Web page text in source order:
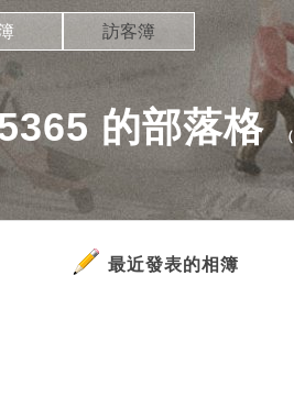
的部落格（
訪客簿
最近發表的相簿